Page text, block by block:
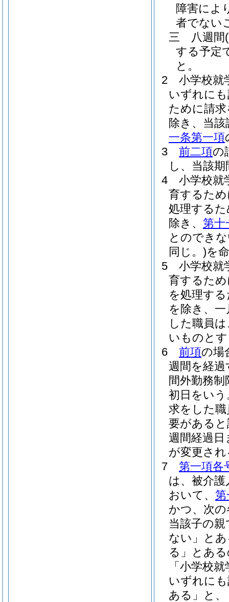
障害によ
者でない
三
八週間
する予定
と。
2
小学校就
いずれに
ために請
除き、当
一条第一項
3
前二項の
し、当該
4
小学校就
育するた
処理する
除き、 第十
とのでき
同じ。)を
5
小学校就
育するた
を処理す
を除き、
した職員は
いものと
6
前項の場
週間を経過
間外勤務制
初日をい
求をした
要がある
週間経過
が変更さ
7
第一項各
は、被介
おいて、 第
かつ、次
当該子の
ない」と
る」とあ
「小学校
いずれに
ある」と